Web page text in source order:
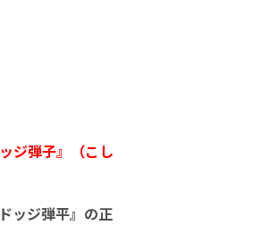
ジ弾子』（こし
ッジ弾平』の正